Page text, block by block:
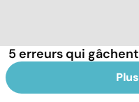
5 erreurs qui